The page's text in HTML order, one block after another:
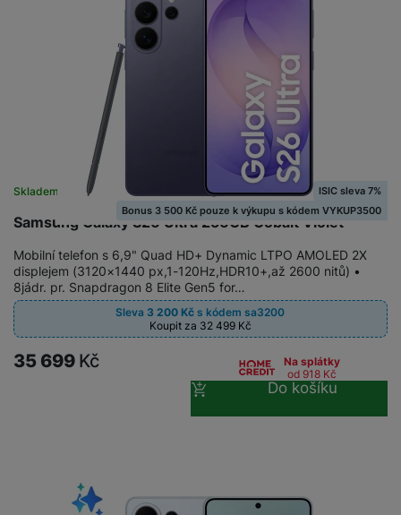
Samsung Galaxy S26 Ultra 256GB Cobalt Violet
Skladem na 3 prodejnách
ISIC sleva 7%
Bonus 3 500 Kč pouze k výkupu s kódem VYKUP3500
Mobilní telefon s 6,9" Quad HD+ Dynamic LTPO AMOLED 2X
displejem (3120×1440 px,1-120Hz,HDR10+,až 2600 nitů) •
8jádr. pr. Snapdragon 8 Elite Gen5 for…
Sleva 3 200Kč s kódemsa3200
Koupit za 32 499 Kč
35 699 Kč
Na splátky
od 918 Kč
Do košíku